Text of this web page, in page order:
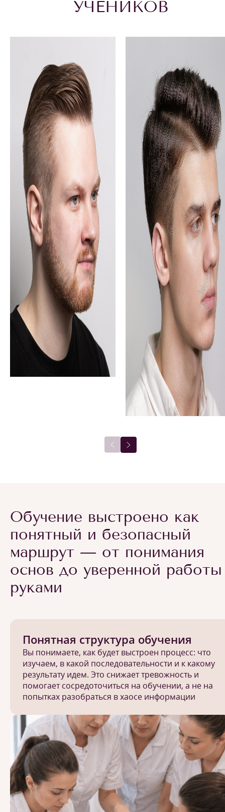
УЧЕНИКОВ
Обучение выстроено как
понятный и безопасный
маршрут — от понимания
основ до уверенной работы
руками
Понятная структура обучения
Вы понимаете, как будет выстроен процесс: что
изучаем, в какой последовательности и к какому
результату идем. Это снижает тревожность и
помогает сосредоточиться на обучении, а не на
попытках разобраться в хаосе информации